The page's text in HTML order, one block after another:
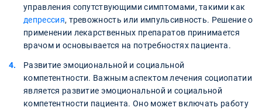
управления сопутствующими симптомами, такими как
депрессия, тревожность или импульсивность. Решение о
применении лекарственных препаратов принимается
врачом и основывается на потребностях пациента.
Развитие эмоциональной и социальной
компетентности. Важным аспектом лечения социопатии
является развитие эмоциональной и социальной
компетентности пациента. Оно может включать работу